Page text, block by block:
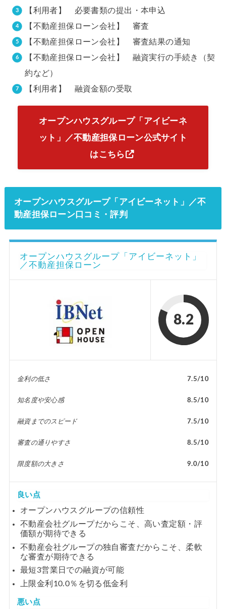
【利用者】 必要書類の提出・本申込
【不動産担保ローン会社】 審査
【不動産担保ローン会社】 審査結果の通知
【不動産担保ローン会社】 融資実行の手続き（契
約など）
【利用者】 融資金額の受取
オープンハウスグループ「アイビーネ
ット」／不動産担保ローン公式サイト
はこちら
オープンハウスグループ「アイビーネット」／不
動産担保ローン口コミ・評判
オープンハウスグループ「アイビーネット」
／不動産担保ローン
8.2
金利の低さ 7.5/10
知名度や安心感 8.5/10
融資までのスピード 7.5/10
審査の通りやすさ 8.5/10
限度額の大きさ 9.0/10
良い点
オープンハウスグループの信頼性
不動産会社グループだからこそ、高い査定額・評
価額が期待できる
不動産会社グループの独自審査だからこそ、柔軟
な審査が期待できる
最短3営業日での融資が可能
上限金利10.0％を切る低金利
悪い点